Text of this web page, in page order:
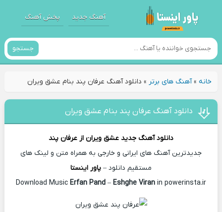
آهنگ جدید پخش آهنگ
جستجو
خانه»آهنگ های برتر » دانلود آهنگ عرفان پند بنام عشق ویران
دانلود آهنگ عرفان پند بنام عشق ویران
دانلود آهنگ جدید عشق ویران از عرفان پند
جدیدترین آهنگ های ایرانی و خارجی به همراه متن و لینک های
مستقیم دانلود – پاور اینستا
Download Music
Erfan Pand– Eshghe Viran in powerinsta.ir